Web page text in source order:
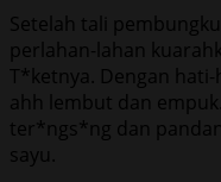
Setelah tali
perlahan-lahan
T*ketnya. Dengan
ahh lembut dan
ter*ngs*ng dan
sayu.